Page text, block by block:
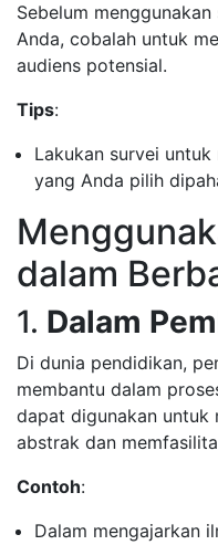
Sebelum
Anda, cobalah untuk
audiens potensial.
Tips:
Lakukan survei
yang Anda pilih
dalam
1. Dalam
Di dunia pendidikan,
membantu dalam
dapat digunakan untuk
abstrak dan
Contoh:
Dalam mengajarkan